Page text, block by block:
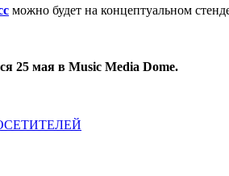
можно будет на концептуальном
25 мая в Music Media Dome.